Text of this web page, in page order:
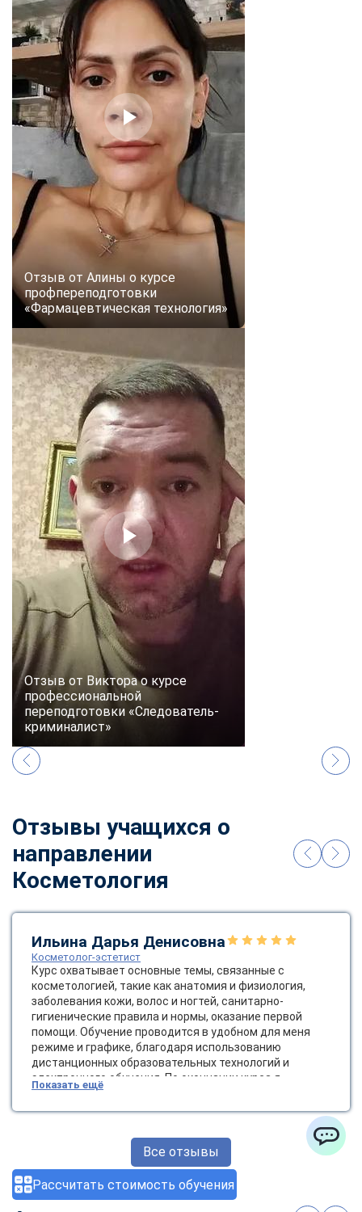
Рассчитать стоимость обучения
Отзыв от Алины о курсе
профпереподготовки
«Фармацевтическая технология»
Отзыв от Виктора о курсе
профессиональной
переподготовки «Следователь-
криминалист»
Отзывы учащихся о
направлении
Косметология
Ильина Дарья Денисовна
Косметолог-эстетист
Курс охватывает основные темы, связанные с
косметологией, такие как анатомия и физиология,
заболевания кожи, волос и ногтей, санитарно-
гигиенические правила и нормы, оказание первой
помощи. Обучение проводится в удобном для меня
режиме и графике, благодаря использованию
дистанционных образовательных технологий и
электронного обучения. По окончании курса я
получила диплом государственного образца, который
позволяет мне работать косметологом-эстетистом.
Это открывает новые возможности для карьерного
роста и развития в сфере красоты и здоровья.
Показать ещё
Все отзывы
ChatApp
online
Мессенджеры
Свяжитесь с нами через любой удобный мессенджер!
Telegram
Vkontakte
Max
ChatApp